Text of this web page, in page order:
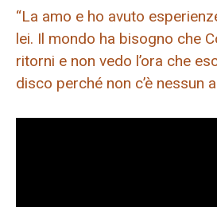
“La amo e ho avuto
lei. Il mondo ha bisogno che
ritorni e non vedo l’ora che
disco perché non c’è nessun